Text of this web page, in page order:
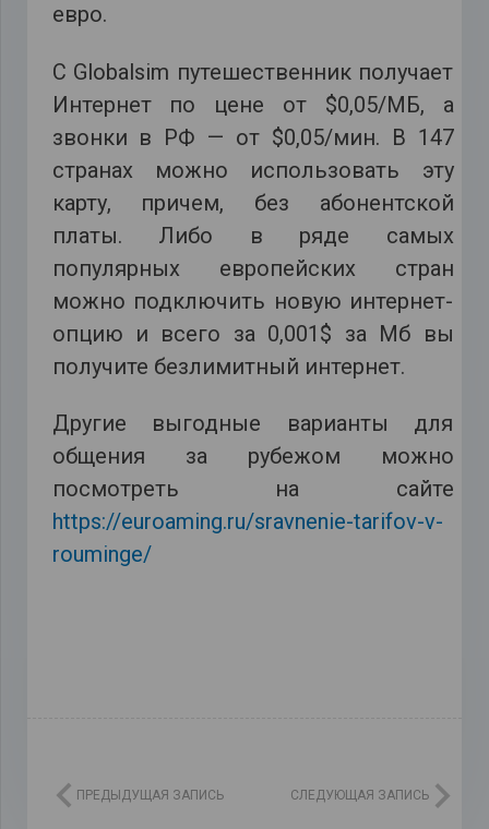
евро.
С Globalsim путешественник получает
Интернет по цене от $0,05/МБ, а
звонки в РФ — от $0,05/мин. В 147
странах можно использовать эту
карту, причем, без абонентской
платы. Либо в ряде самых
популярных европейских стран
можно подключить новую интернет-
опцию и всего за 0,001$ за Мб вы
получите безлимитный интернет.
Другие выгодные варианты для
общения за рубежом можно
посмотреть на сайте
https://euroaming.ru/sravnenie-tarifov-v-
rouminge/
ПРЕДЫДУЩАЯ ЗАПИСЬ СЛЕДУЮЩАЯ ЗАПИСЬ